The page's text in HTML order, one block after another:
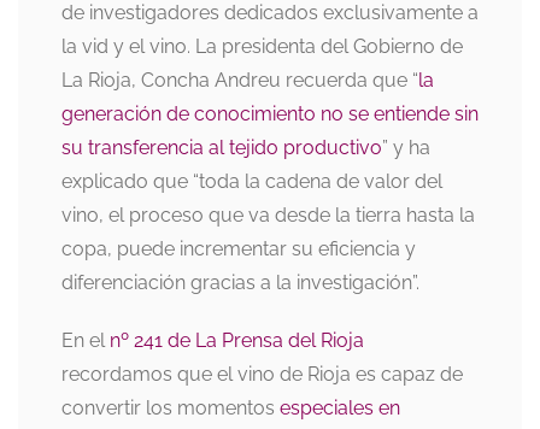
de investigadores dedicados exclusivamente a
la vid y el vino. La presidenta del Gobierno de
La Rioja, Concha Andreu recuerda que “la
generación de conocimiento no se entiende sin
su transferencia al tejido productivo” y ha
explicado que “toda la cadena de valor del
vino, el proceso que va desde la tierra hasta la
copa, puede incrementar su eficiencia y
diferenciación gracias a la investigación”.
En el nº 241 de La Prensa del Rioja
recordamos que el vino de Rioja es capaz de
convertir los momentos especiales en